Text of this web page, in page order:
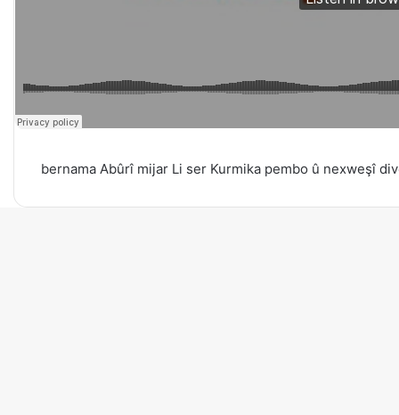
bernama Abûrî mijar Li ser Kurmika pembo û nexweşî